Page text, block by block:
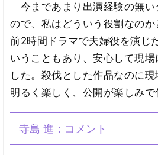
今まであまり出演経験の無い
ので、私はどういう役割なの
前2時間ドラマで夫婦役を演じ
いうこともあり、安心して現場
した。殺伐とした作品なのに
明るく楽しく、公開が楽しみで
寺島 進：コメント